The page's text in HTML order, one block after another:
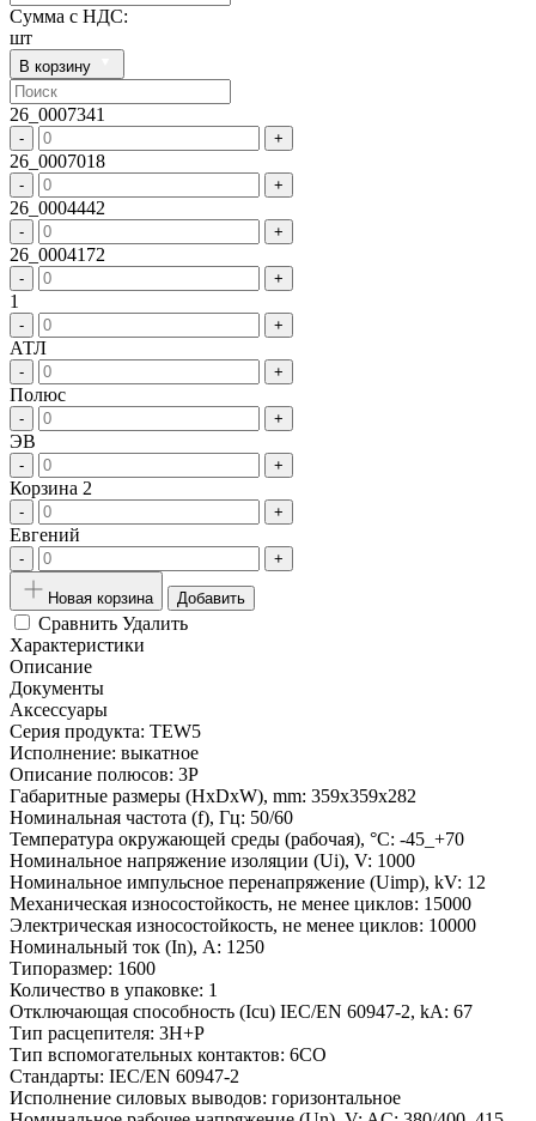
Сумма с НДС:
шт
В корзину
26_0007341
- +
26_0007018
- +
26_0004442
- +
26_0004172
- +
1
- +
АТЛ
- +
Полюс
- +
ЭВ
- +
Корзина 2
- +
Евгений
- +
Новая корзина Добавить
Сравнить Удалить
Характеристики
Описание
Документы
Аксессуары
Серия продукта: TEW5
Исполнение: выкатное
Описание полюсов: 3P
Габаритные размеры (HxDxW), mm: 359x359x282
Номинальная частота (f), Гц: 50/60
Температура окружающей среды (рабочая), °С: -45_+70
Номинальное напряжение изоляции (Ui), V: 1000
Номинальное импульсное перенапряжение (Uimp), kV: 12
Механическая износостойкость, не менее циклов: 15000
Электрическая износостойкость, не менее циклов: 10000
Номинальный ток (In), A: 1250
Типоразмер: 1600
Количество в упаковке: 1
Отключающая способность (Icu) IEC/EN 60947-2, kA: 67
Тип расцепителя: 3H+P
Тип вспомогательных контактов: 6CO
Стандарты: IEC/EN 60947-2
Исполнение силовых выводов: горизонтальное